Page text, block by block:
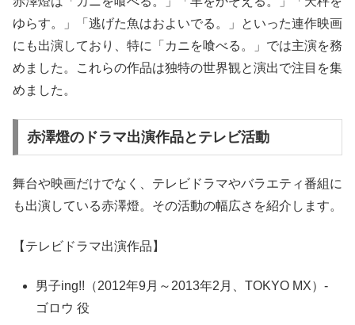
ゆらす。」「逃げた魚はおよいでる。」といった連作映画
にも出演しており、特に「カニを喰べる。」では主演を務
めました。これらの作品は独特の世界観と演出で注目を集
めました。
赤澤燈のドラマ出演作品とテレビ活動
舞台や映画だけでなく、テレビドラマやバラエティ番組に
も出演している赤澤燈。その活動の幅広さを紹介します。
【テレビドラマ出演作品】
男子ing!!（2012年9月～2013年2月、TOKYO MX）-
ゴロウ 役